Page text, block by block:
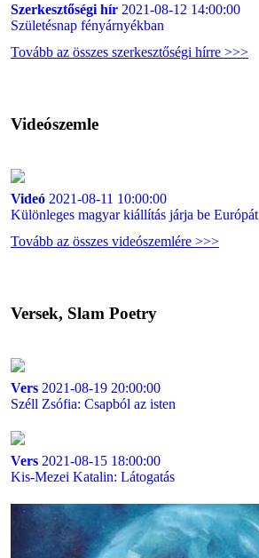
Szerkesztőségi hír 2021-08-12 14:00:00
Születésnap fényárnyékban
Tovább az összes szerkesztőségi hírre >>>
Videószemle
Videó 2021-08-11 10:00:00
Különleges magyar kiállítás járja be Európát
Tovább az összes videószemlére >>>
Versek, Slam Poetry
Vers 2021-08-19 20:00:00
Széll Zsófia: Csapból az isten
Vers 2021-08-15 18:00:00
Kis-Mezei Katalin: Látogatás